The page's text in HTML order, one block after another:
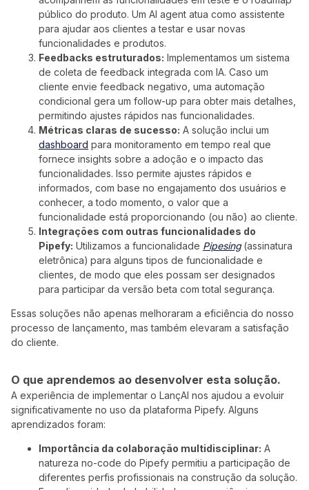
público do produto. Um AI agent atua como assistente
para ajudar aos clientes a testar e usar novas
funcionalidades e produtos.
Feedbacks estruturados: Implementamos um sistema
de coleta de feedback integrada com IA. Caso um
cliente envie feedback negativo, uma automação
condicional gera um follow-up para obter mais detalhes,
permitindo ajustes rápidos nas funcionalidades.
Métricas claras de sucesso: A solução inclui um
dashboard para monitoramento em tempo real que
fornece insights sobre a adoção e o impacto das
funcionalidades. Isso permite ajustes rápidos e
informados, com base no engajamento dos usuários e
conhecer, a todo momento, o valor que a
funcionalidade está proporcionando (ou não) ao cliente.
Integrações com outras funcionalidades do
Pipefy: Utilizamos a funcionalidade Pipesing (assinatura
eletrônica) para alguns tipos de funcionalidade e
clientes, de modo que eles possam ser designados
para participar da versão beta com total segurança.
Essas soluções não apenas melhoraram a eficiência do nosso
processo de lançamento, mas também elevaram a satisfação
do cliente.
O que aprendemos ao desenvolver esta solução.
A experiência de implementar o LançAI nos ajudou a evoluir
significativamente no uso da plataforma Pipefy. Alguns
aprendizados foram:
Importância da colaboração multidisciplinar: A
natureza no-code do Pipefy permitiu a participação de
diferentes perfis profissionais na construção da solução.